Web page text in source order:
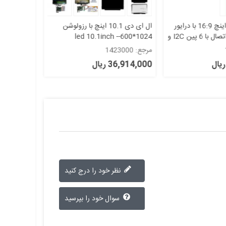
تاچ خازنی 10.1 اینچ 16:9 با درایور
GT911 قابلیت اتصال با 6 پین I2C و
ال ای دی 10.1 اینچ با رزولوشن
1024*600-led 10.1inch -
B101AW06 گرید A
مرجع: 1423000
36,914,000 ریال
سوال خود را بپرسید